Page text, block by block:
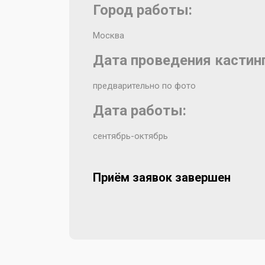
Город работы:
Москва
Дата проведения
предварительно по фото
Дата работы:
сентябрь-октябрь
Приём заявок завершен